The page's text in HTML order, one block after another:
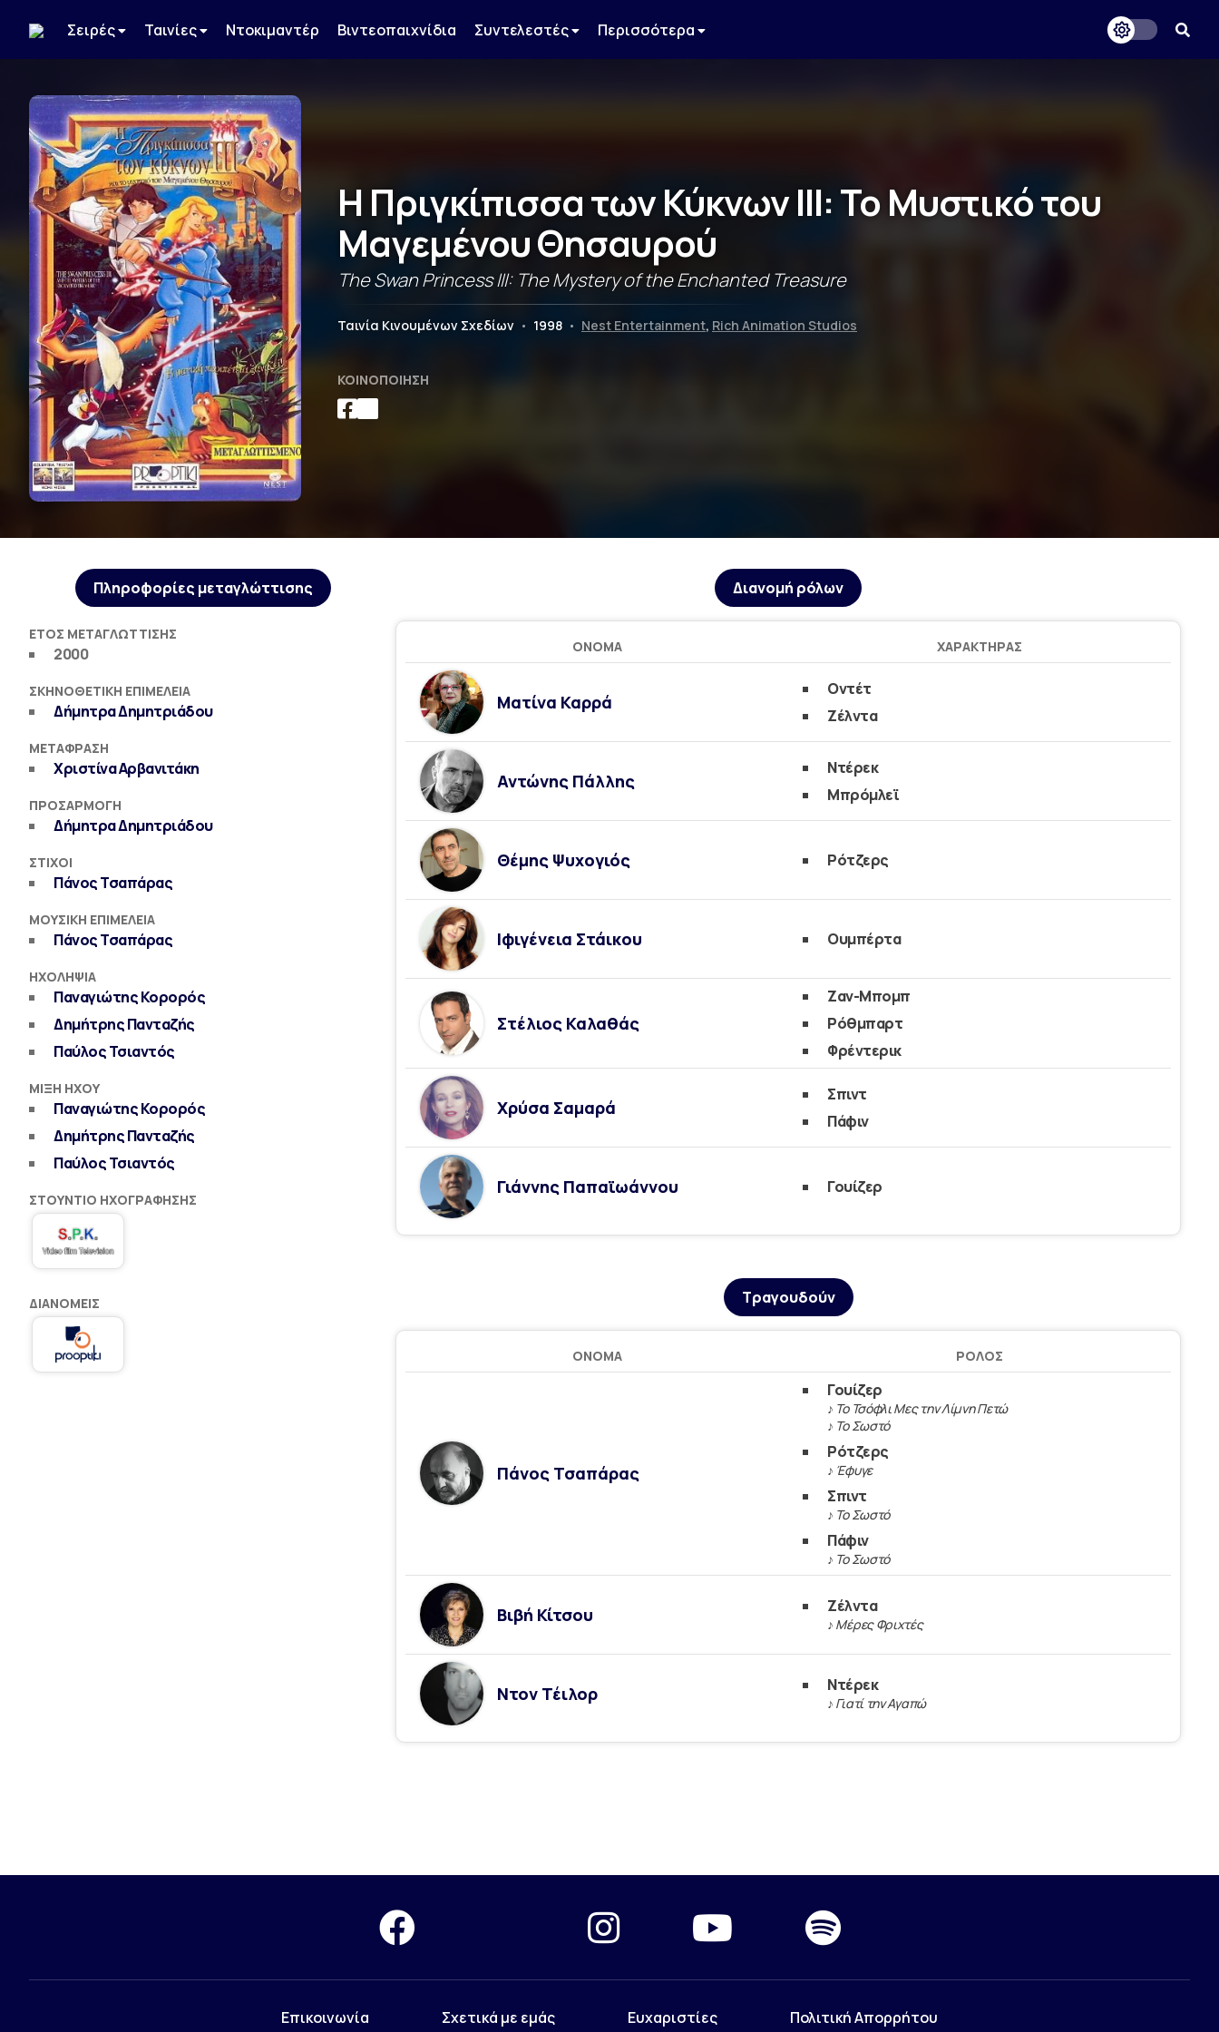
Σειρές Ταινίες Ντοκιμαντέρ Βιντεοπαιχνίδια Συντελεστές Περισσότερα
Η Πριγκίπισσα των Κύκνων III: Το Μυστικό του
Μαγεμένου Θησαυρού
The Swan Princess III: The Mystery of the Enchanted Treasure
Ταινία Κινουμένων Σχεδίων • 1998 • Nest Entertainment, Rich Animation Studios
ΚΟΙΝΟΠΟΊΗΣΗ
Πληροφορίες μεταγλώττισης
ΈΤΟΣ ΜΕΤΑΓΛΏΤΤΙΣΗΣ
2000
ΣΚΗΝΟΘΕΤΙΚΉ ΕΠΙΜΈΛΕΙΑ
Δήμητρα Δημητριάδου
ΜΕΤΆΦΡΑΣΗ
Χριστίνα Αρβανιτάκη
ΠΡΟΣΑΡΜΟΓΉ
Δήμητρα Δημητριάδου
ΣΤΊΧΟΙ
Πάνος Τσαπάρας
ΜΟΥΣΙΚΉ ΕΠΙΜΈΛΕΙΑ
Πάνος Τσαπάρας
ΗΧΟΛΗΨΊΑ
Παναγιώτης Κορορός
Δημήτρης Πανταζής
Παύλος Τσιαντός
ΜΊΞΗ ΉΧΟΥ
Παναγιώτης Κορορός
Δημήτρης Πανταζής
Παύλος Τσιαντός
ΣΤΟΎΝΤΙΟ ΗΧΟΓΡΆΦΗΣΗΣ
ΔΙΑΝΟΜΕΊΣ
Διανομή ρόλων
ΌΝΟΜΑ ΧΑΡΑΚΤΉΡΑΣ
Ματίνα Καρρά
Οντέτ
Ζέλντα
Αντώνης Πάλλης
Ντέρεκ
Μπρόμλεϊ
Θέμης Ψυχογιός Ρότζερς
Ιφιγένεια Στάικου Ουμπέρτα
Στέλιος Καλαθάς
Ζαν-Μπομπ
Ρόθμπαρτ
Φρέντερικ
Χρύσα Σαμαρά
Σπιντ
Πάφιν
Γιάννης Παπαϊωάννου Γουίζερ
Τραγουδούν
ΌΝΟΜΑ ΡΌΛΟΣ
Πάνος Τσαπάρας
Γουίζερ
♪ Το Τσόφλι Μες την Λίμνη Πετώ
♪ Το Σωστό
Ρότζερς
♪ Έφυγε
Σπιντ
♪ Το Σωστό
Πάφιν
♪ Το Σωστό
Βιβή Κίτσου Ζέλντα
♪ Μέρες Φριχτές
Ντον Τέιλορ Ντέρεκ
♪ Γιατί την Αγαπώ
Επικοινωνία Σχετικά με εμάς Ευχαριστίες Πολιτική Απορρήτου